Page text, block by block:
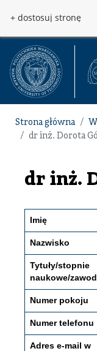
+ dostosuj stronę
Strona główna
dr inż. Dorota
dr inż.
Imię
Nazwisko
Tytuły/stopnie
naukowe/
Numer pokoju
Numer telefonu
Adres e-mail w